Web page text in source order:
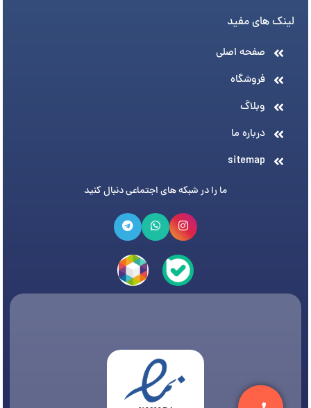
لینک های مفید
صفحه اصلی
فروشگاه
وبلاگ
درباره ما
sitemap
ما را در شبکه های اجتماعی دنبال کنید